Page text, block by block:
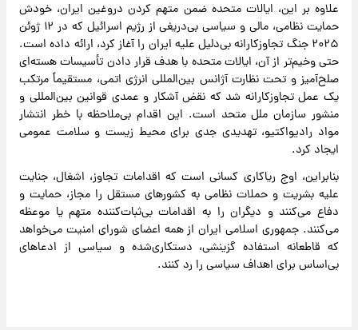
علاوه بر این، ایالات متحده ضمن متهم کردن دروغین ایران، خودش
حمایت نظامی، مالی و سیاسی بی‌دریغی از رژیم اسرائیل که در ۱۲ ژوئن
۲۰۲۵ جنگ تجاوزکارانه بی‌دلیل علیه ایران را آغاز کرد، ارائه داده است.
حتی وخیم‌تر از آن، ایالات متحده با هدف قرار دادن تأسیسات هسته‌ای
صلح‌آمیز و تحت نظارت آژانس بین‌المللی انرژی اتمی، مستقیماً مرتکب
یک عمل تجاوزکارانه شد که نقض آشکار و عمدی قوانین بین‌المللی و
منشور سازمان ملل متحد است. این اقدام بی‌ملاحظه با خطر انتشار
مواد رادیواکتیو، تهدیدی جدی برای محیط زیست و سلامت عمومی
ایجاد کرد.
بنابراین، اوج ریاکاری کسانی است که اقدامات تجاوز، اشغال، جنایت
علیه بشریت و حملات نظامی به کشورهای مستقل را مجاز، حمایت و
دفاع می‌کنند و دیگران را به اقدامات بی‌ثبات‌کننده متهم یا موعظه
می‌کنند. جمهوری اسلامی ایران از همه اعضای شورای امنیت می‌خواهد
که قاطعانه استفاده گزینشی، دستکاری‌شده و سیاسی از ادعاهای
بی‌اساس برای اهداف سیاسی را رد کنند.